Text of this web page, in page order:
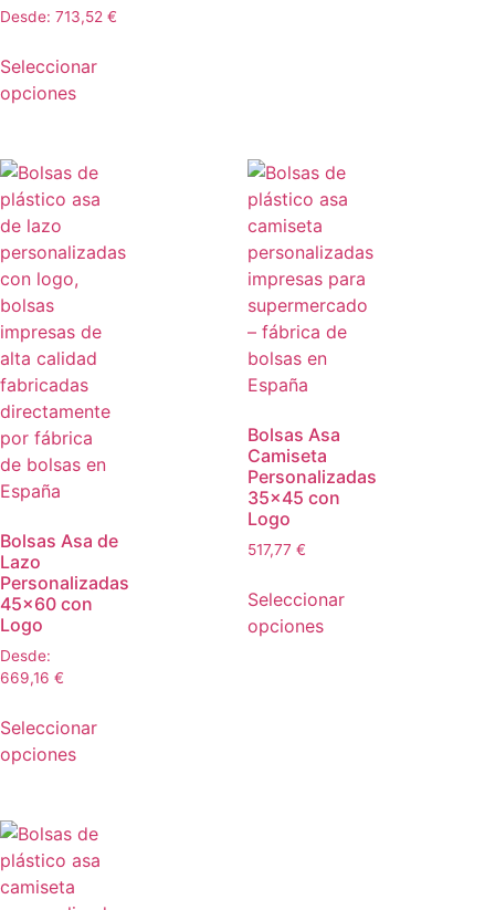
Desde: 713,52 €
Seleccionar
opciones
Bolsas Asa de
Lazo
Personalizadas
45×60 con
Logo
Desde:
669,16 €
Seleccionar
opciones
Bolsas Asa
Camiseta
Personalizadas
35×45 con
Logo
517,77 €
Seleccionar
opciones